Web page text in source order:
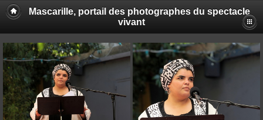
Mascarille, portail des photographes du spectacle
vivant